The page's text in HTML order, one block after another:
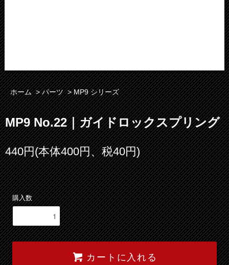
ホーム >パーツ >MP9 シリーズ
MP9 No.22｜ガイドロックスプリング
440円(本体400円、税40円)
購入数
カートに入れる